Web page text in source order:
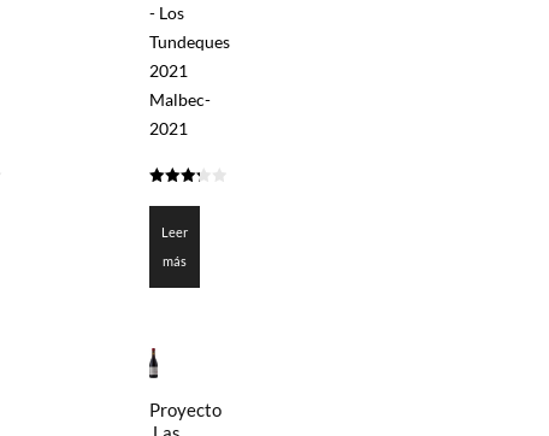
- Los
Tundeques
2021
Malbec-
2021
de 5
Leer
más
Proyecto